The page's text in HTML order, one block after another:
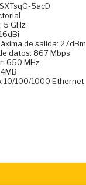
5acD
5 GHz
de salida: 27dBm
datos: 867 Mbps
650 MHz
10/100/1000 Ethernet